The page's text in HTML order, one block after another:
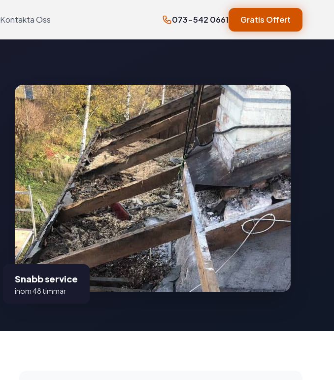
Kontakta Oss 073-542 0661 Gratis Offert
Snabb service
inom 48 timmar